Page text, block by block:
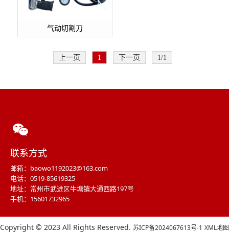
气动切割刀
上一页 1 下一页 1/1
联系方式
邮箱：baowo1192023@163.com
电话：0519-85619325
地址：常州市武进区牛塘镇大通西路197号
手机：15601732965
Copyright © 2023 All Rights Reserved. 苏ICP备2024067613号-1 XML地图